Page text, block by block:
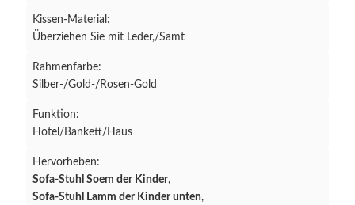
Kissen-Material:
Überziehen Sie mit Leder,/Samt
Rahmenfarbe:
Silber-/Gold-/Rosen-Gold
Funktion:
Hotel/Bankett/Haus
Hervorheben:
Sofa-Stuhl Soem der Kinder,
Sofa-Stuhl Lamm der Kinder unten,